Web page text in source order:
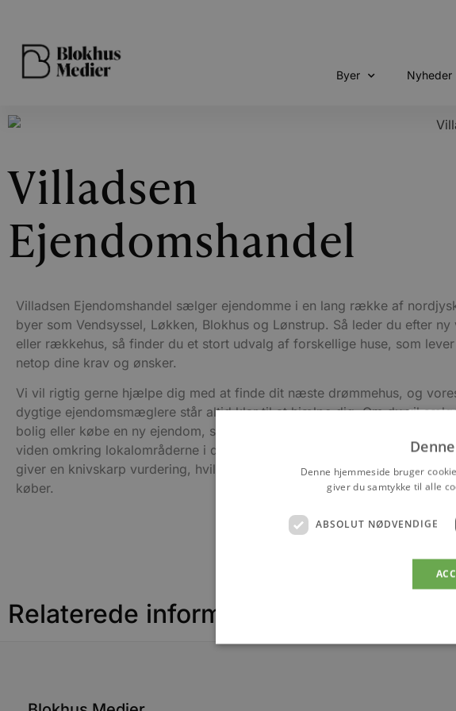
Byer Nyheder
Villadsen
Ejendomshandel
Villadsen Ejendomshandel sælger ejendomme i en lang række af
byer som Vendsyssel, Løkken, Blokhus og Lønstrup. Så leder du efter ny
eller rækkehus, så finder du et stort udvalg af forskellige huse, som
netop dine krav og ønsker.
Vi vil rigtig gerne hjælpe dig med at finde dit næste drømmehus, og
dygtige ejendomsmæglere står altid klar til at hjælpe dig. Om du vil
bolig eller købe en ny ejendom, så besidder vores ejendomsmæglere stor
viden omkring lokalområderne i de nordjyske byer. Vores
giver en knivskarp vurdering, hvilket beskytter dig både som sælger og
køber.
Relaterede informationer
Denne hjemmeside bruger
giver du samtykke til alle
ABSOLUT NØDVENDIGE
Absolut nødvendige cookies muliggør